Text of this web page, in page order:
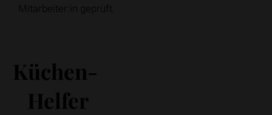
Mitarbeiter:in geprüft.
Küchen-
Helfer